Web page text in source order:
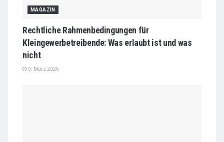
MAGAZIN
Rechtliche Rahmenbedingungen für
Kleingewerbetreibende: Was erlaubt ist und was
nicht
9. März 2025